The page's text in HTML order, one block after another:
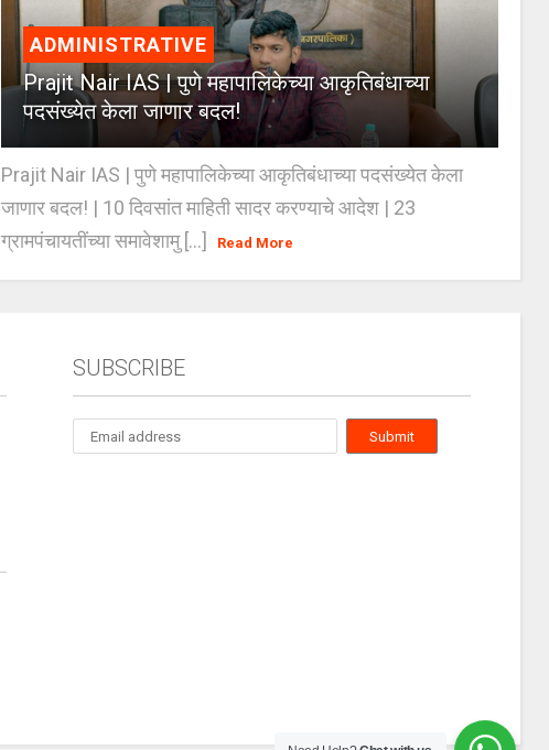
ADMINISTRATIVE
Prajit Nair IAS | पुणे महापालिकेच्या आकृतिबंधाच्या
पदसंख्येत केला जाणार बदल!
Prajit Nair IAS | पुणे महापालिकेच्या आकृतिबंधाच्या पदसंख्येत केला
जाणार बदल! | 10 दिवसांत माहिती सादर करण्याचे आदेश | 23
ग्रामपंचायतींच्या समावेशामु [...]
Read More
SUBSCRIBE